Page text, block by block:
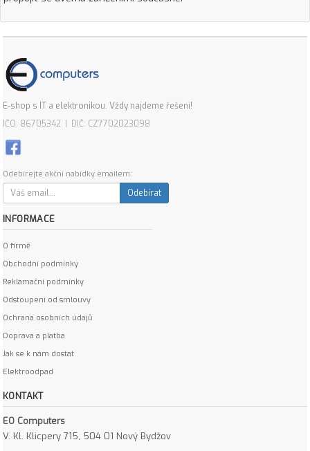
E-shop s IT a elektronikou. Vždy najdeme řešení!
IČO: 86705342 | DIČ: CZ7702023098
Odebírejte akční nabídky emailem:
Odebírat
INFORMACE
O firmě
Obchodní podmínky
Reklamační podmínky
Odstoupení od smlouvy
Ochrana osobních údajů
Doprava a platba
Jak se k nám dostat
Elektroodpad
KONTAKT
EO Computers
V. Kl. Klicpery 715, 504 01 Nový Bydžov